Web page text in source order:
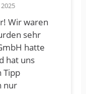
Wir waren
sehr
hatte
hat uns
Tipp
nur